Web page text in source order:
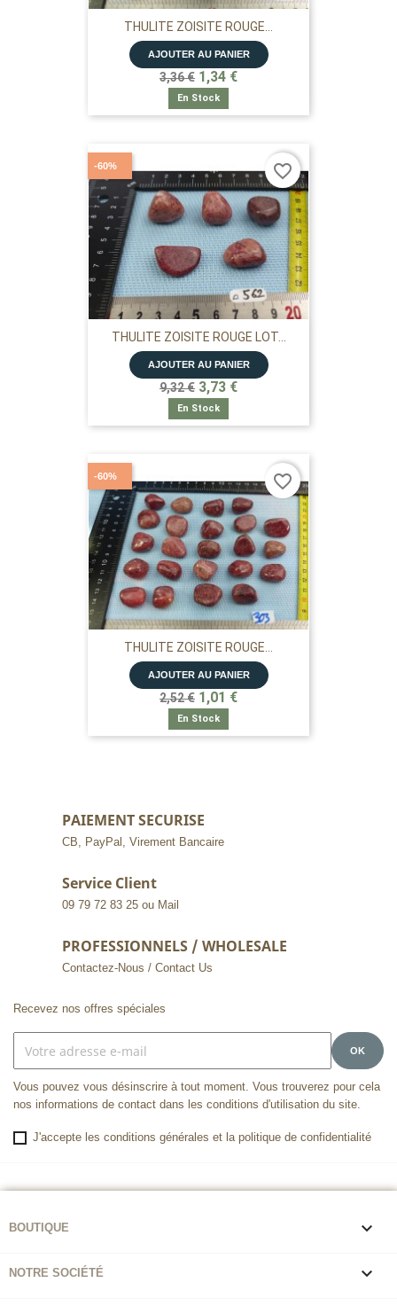
THULITE ZOISITE ROUGE...
AJOUTER AU PANIER
3,36 € 1,34 €
En Stock
THULITE ZOISITE ROUGE LOT...
AJOUTER AU PANIER
9,32 € 3,73 €
En Stock
-60% favorite_border
THULITE ZOISITE ROUGE...
AJOUTER AU PANIER
2,52 € 1,01 €
En Stock
-60% favorite_border
PAIEMENT SECURISE
CB, PayPal, Virement Bancaire
Service Client
09 79 72 83 25 ou Mail
PROFESSIONNELS / WHOLESALE
Contactez-Nous / Contact Us
Recevez nos offres spéciales
Vous pouvez vous désinscrire à tout moment. Vous trouverez pour cela
nos informations de contact dans les conditions d'utilisation du site.
J'accepte les conditions générales et la politique de confidentialité
BOUTIQUE 
NOTRE SOCIÉTÉ 